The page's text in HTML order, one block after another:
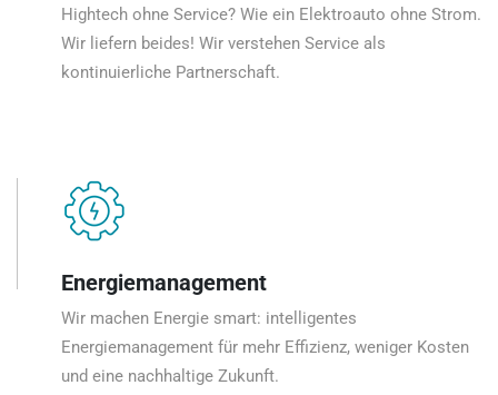
Hightech ohne Service? Wie ein Elektroauto ohne Strom.
Wir liefern beides! Wir verstehen Service als
kontinuierliche Partnerschaft.
Energiemanagement
Wir machen Energie smart: intelligentes
Energiemanagement für mehr Effizienz, weniger Kosten
und eine nachhaltige Zukunft.